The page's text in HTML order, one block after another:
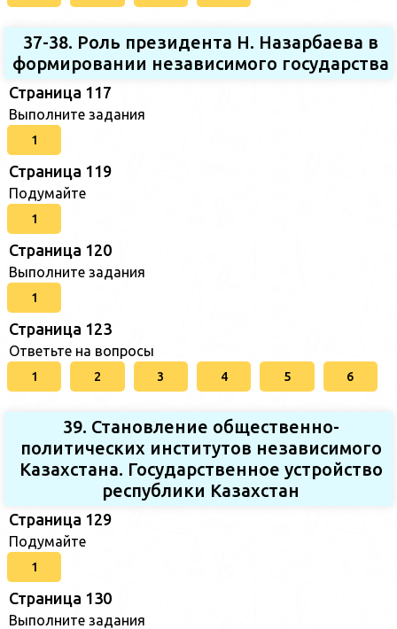
37-38. Роль президента Н. Назарбаева в
формировании независимого государства
Страница 117
Выполните задания
1
Страница 119
Подумайте
1
Страница 120
Выполните задания
1
Страница 123
Ответьте на вопросы
1 2 3 4 5 6
39. Становление общественно-
политических институтов независимого
Казахстана. Государственное устройство
республики Казахстан
Страница 129
Подумайте
1
Страница 130
Выполните задания